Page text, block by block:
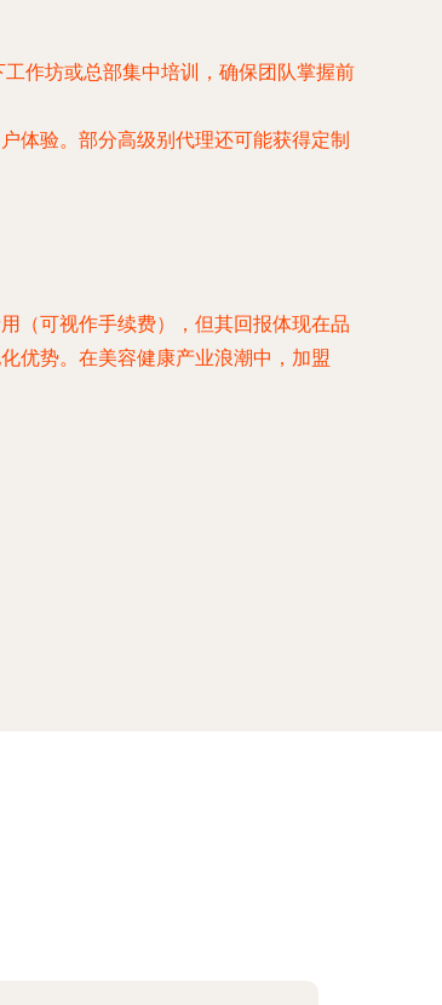
作坊或总部集中培训，确保团队掌握前
体验。部分高级别代理还可能获得定制
（可视作手续费），但其回报体现在品
优势。在美容健康产业浪潮中，加盟